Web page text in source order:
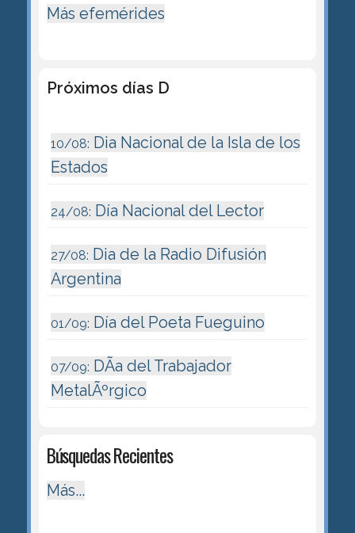
Más efemérides
Próximos días D
10/08: Dia Nacional de la Isla de los
Estados
24/08: Día Nacional del Lector
27/08: Dia de la Radio Difusión
Argentina
01/09: Día del Poeta Fueguino
07/09: DÃ­a del Trabajador
MetalÃºrgico
Búsquedas Recientes
Más...